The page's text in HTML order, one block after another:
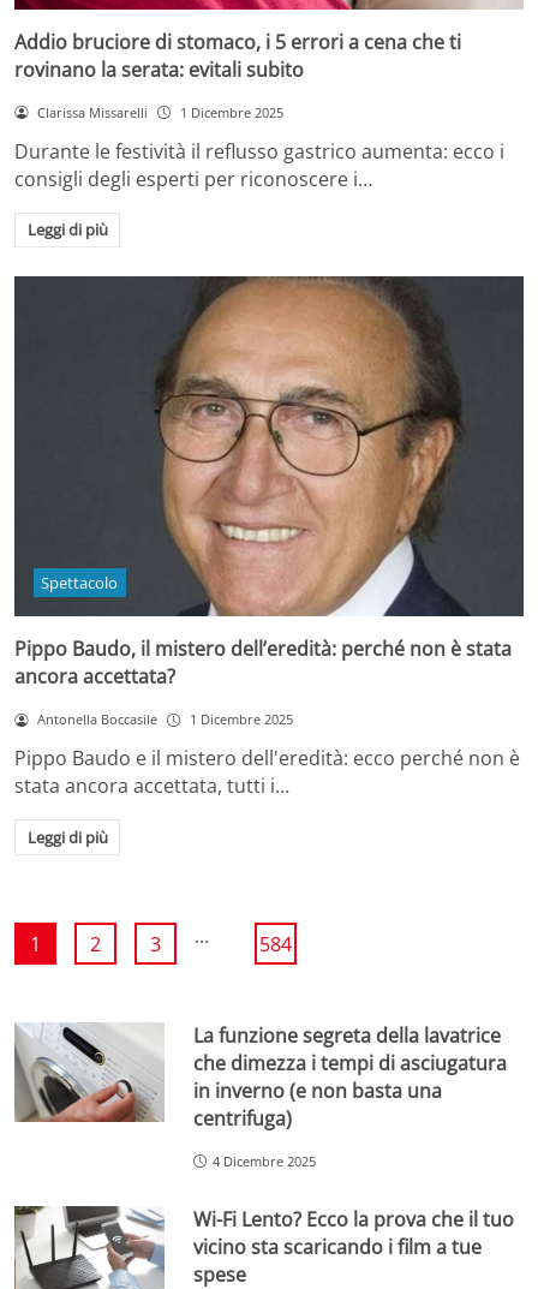
Addio bruciore di stomaco, i 5 errori a cena che ti
rovinano la serata: evitali subito
Clarissa Missarelli 1 Dicembre 2025
Durante le festività il reflusso gastrico aumenta: ecco i
consigli degli esperti per riconoscere i…
Leggi di più
Spettacolo
Pippo Baudo, il mistero dell’eredità: perché non è stata
ancora accettata?
Antonella Boccasile 1 Dicembre 2025
Pippo Baudo e il mistero dell'eredità: ecco perché non è
stata ancora accettata, tutti i…
Leggi di più
1 2 3 ... 584
La funzione segreta della lavatrice
che dimezza i tempi di asciugatura
in inverno (e non basta una
centrifuga)
4 Dicembre 2025
Wi-Fi Lento? Ecco la prova che il tuo
vicino sta scaricando i film a tue
spese